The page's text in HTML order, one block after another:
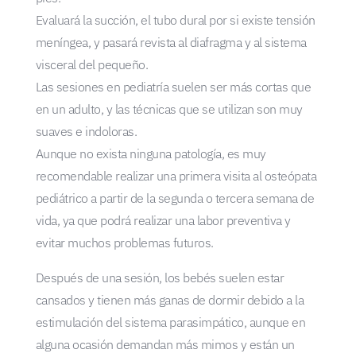
Evaluará la succión, el tubo dural por si existe tensión
meníngea, y pasará revista al diafragma y al sistema
visceral del pequeño.
Las sesiones en pediatría suelen ser más cortas que
en un adulto, y las técnicas que se utilizan son muy
suaves e indoloras.
Aunque no exista ninguna patología, es muy
recomendable realizar una primera visita al osteópata
pediátrico a partir de la segunda o tercera semana de
vida, ya que podrá realizar una labor preventiva y
evitar muchos problemas futuros.
Después de una sesión, los bebés suelen estar
cansados y tienen más ganas de dormir debido a la
estimulación del sistema parasimpático, aunque en
alguna ocasión demandan más mimos y están un